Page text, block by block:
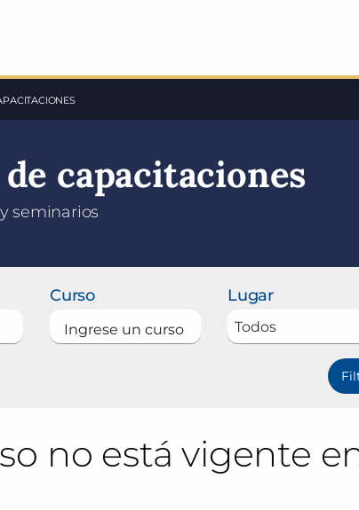
capacitaciones
seminarios
Curso Lugar
no está vigente